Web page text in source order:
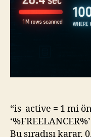
“is_active = 1 mi
Bu sıradışı karar,